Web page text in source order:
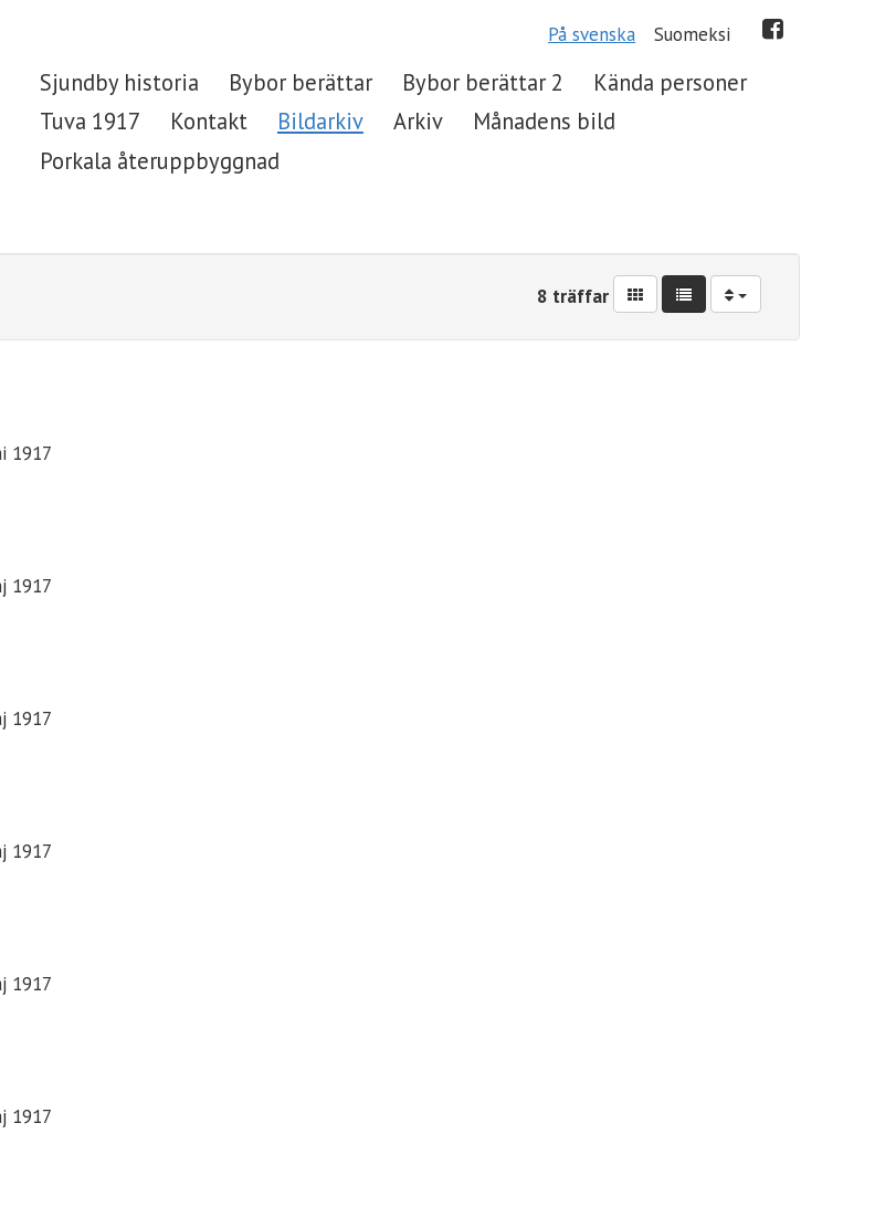
På svenska Suomeksi
Sjundby historia Bybor berättar Bybor berättar 2
Kända personer
Tuva 1917
Kontakt Bildarkiv Arkiv
Månadens bild
Porkala återuppbyggnad
8 träffar
1917
1917
1917
1917
1917
1917